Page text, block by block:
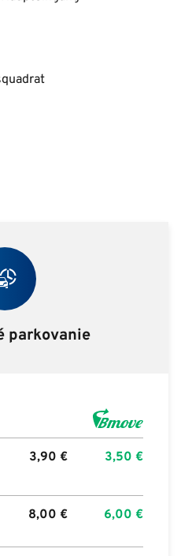
parkovanie
3,90 € 3,50 €
8,00 € 6,00 €